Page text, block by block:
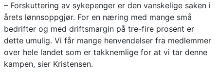
– Forskuttering av sykepenger er den vanskelige saken i
årets lønnsoppgjør. For en næring med mange små
bedrifter og med driftsmargin på tre-fire prosent er
dette umulig. Vi får mange henvendelser fra medlemmer
over hele landet som er takknemlige for at vi tar denne
kampen, sier Kristensen.